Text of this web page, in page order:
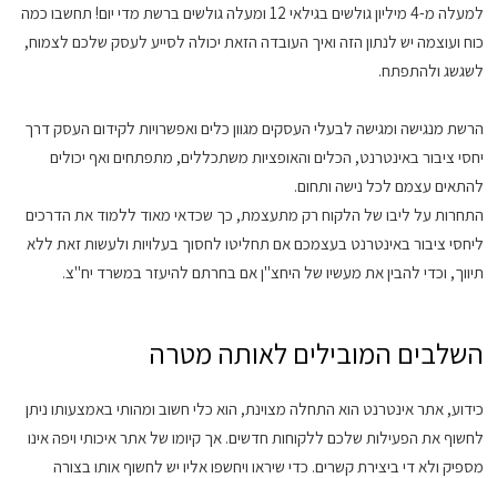
למעלה מ-4 מיליון גולשים בגילאי 12 ומעלה גולשים ברשת מדי יום! תחשבו כמה
כוח ועוצמה יש לנתון הזה ואיך העובדה הזאת יכולה לסייע לעסק שלכם לצמוח,
לשגשג ולהתפתח.
הרשת מנגישה ומגישה לבעלי העסקים מגוון כלים ואפשרויות לקידום העסק דרך
יחסי ציבור באינטרנט, הכלים והאופציות משתכללים, מתפתחים ואף יכולים
להתאים עצמם לכל נישה ותחום.
התחרות על ליבו של הלקוח רק מתעצמת, כך שכדאי מאוד ללמוד את הדרכים
ליחסי ציבור באינטרנט בעצמכם אם תחליטו לחסוך בעלויות ולעשות זאת ללא
תיווך, וכדי להבין את מעשיו של היחצ"ן אם בחרתם להיעזר במשרד יח"צ.
השלבים המובילים לאותה מטרה
כידוע, אתר אינטרנט הוא התחלה מצוינת, הוא כלי חשוב ומהותי באמצעותו ניתן
לחשוף את הפעילות שלכם ללקוחות חדשים. אך קיומו של אתר איכותי ויפה אינו
מספיק ולא די ביצירת קשרים. כדי שיראו ויחשפו אליו יש לחשוף אותו בצורה